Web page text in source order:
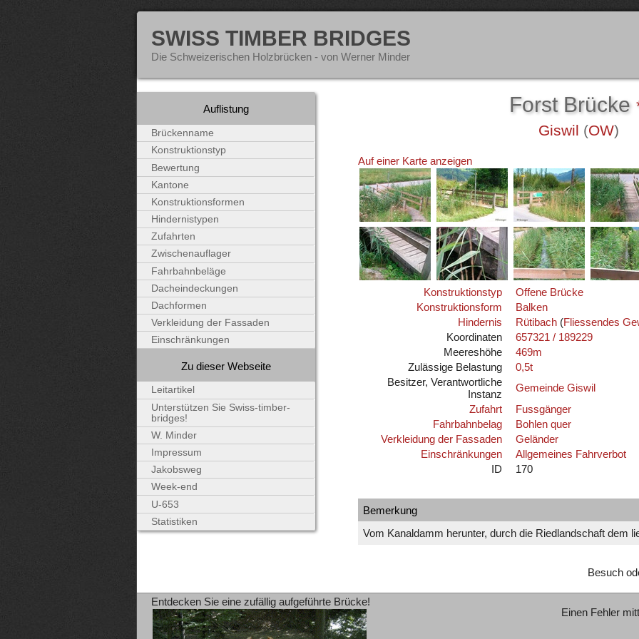
SWISS TIMBER BRIDGES
Die Schweizerischen Holzbrücken - von Werner Minder
Forst Brücke
Giswil (OW)
Auf einer Karte anzeigen
Konstruktionstyp
Offene Brücke
Konstruktionsform
Balken
Hindernis
Rütibach(Fliessendes
Koordinaten
657321 / 189229
Meereshöhe
469m
Zulässige Belastung
0,5t
Besitzer, Verantwortliche
Instanz
Gemeinde Giswil
Zufahrt
Fussgänger
Fahrbahnbelag
Bohlen quer
Verkleidung der Fassaden
Geländer
Einschränkungen
Allgemeines Fahrverbot
ID
170
Bemerkung
Vom Kanaldamm herunter, durch die Riedlandschaft dem
Besuch
Auflistung
Brückenname
Konstruktionstyp
Bewertung
Kantone
Konstruktionsformen
Hindernistypen
Zufahrten
Zwischenauflager
Fahrbahnbeläge
Dacheindeckungen
Dachformen
Verkleidung der Fassaden
Einschränkungen
Zu dieser Webseite
Leitartikel
Unterstützen Sie Swiss-timber-
bridges!
W. Minder
Impressum
Jakobsweg
Week-end
U-653
Statistiken
Entdecken Sie eine zufällig aufgeführte Brücke!
Einen Fehler